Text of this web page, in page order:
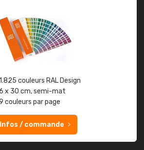
couleurs RAL Design
x 30 cm, semi-mat
couleurs par page
Infos / commande